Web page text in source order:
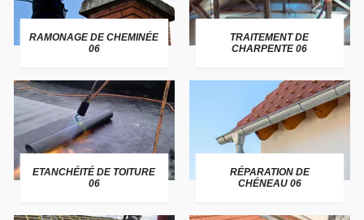
RAMONAGE DE CHEMINÉE
06
TRAITEMENT DE
CHARPENTE 06
ETANCHÉITÉ DE TOITURE
06
RÉPARATION DE
CHÉNEAU 06